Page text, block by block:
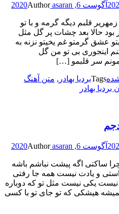
آگوست 6, 2020 Authorasaran
زمهریر قلبم دیگه گرمه و با تو
بود حالا بعد چشات پر گل مثل
عشق گرمتو غم یخیتو نزنه به
اینجوری بی تو من گل
سر قلبمو […]
Tagsبردیا بهادر , متن آهنگ
بهادر
آگوست 6, 2020 Authorasaran
ساکتی اگه پیشت نباشم باشه
و یادت نیست همه جا رفتی
یکی نیست مثل تو که دوباره
نمیشه هیشکی که تو جای تو با کسی